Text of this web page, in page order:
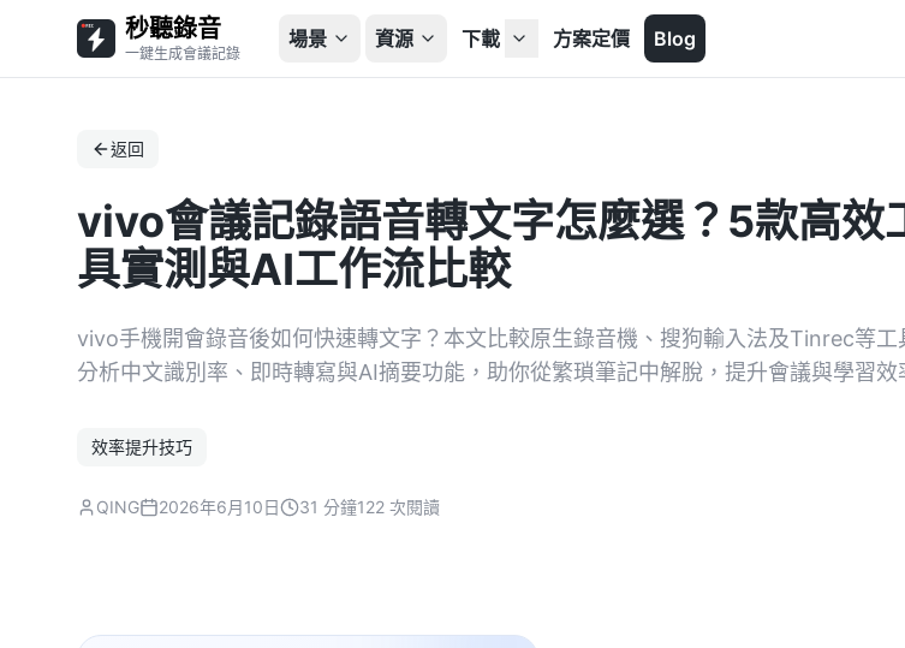
秒聽錄音
一鍵生成會議記錄
場景 資源 下載 方案定價 Blog
返回
vivo會議記錄語音轉文字怎麼選？5款高效
具實測與AI工作流比較
vivo手機開會錄音後如何快速轉文字？本文比較原生錄音機、搜狗輸入法及Tinrec等工
分析中文識別率、即時轉寫與AI摘要功能，助你從繁瑣筆記中解脫，提升會議與學習效
效率提升技巧
QING 2026年6月10日 31 分鐘122 次閱讀